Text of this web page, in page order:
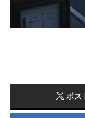
ポス